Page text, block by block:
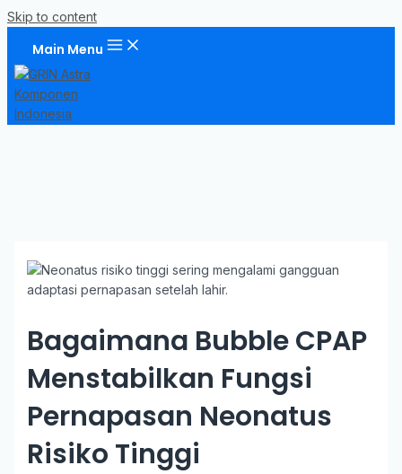
Skip to content
Main Menu
Bagaimana Bubble CPAP
Menstabilkan Fungsi
Pernapasan Neonatus
Risiko Tinggi